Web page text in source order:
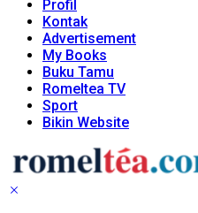
Profil
Kontak
Advertisement
My Books
Buku Tamu
Romeltea TV
Sport
Bikin Website